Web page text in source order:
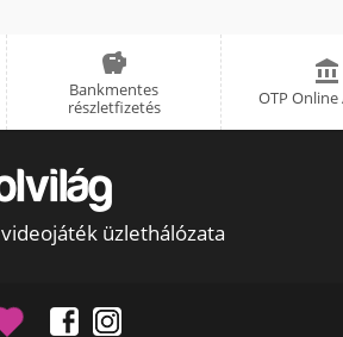

Bankmentes
részletfizetés

OTP
videojáték üzlethálózata